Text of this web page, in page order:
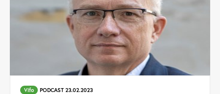
Vifo PODCAST 23.02.2023